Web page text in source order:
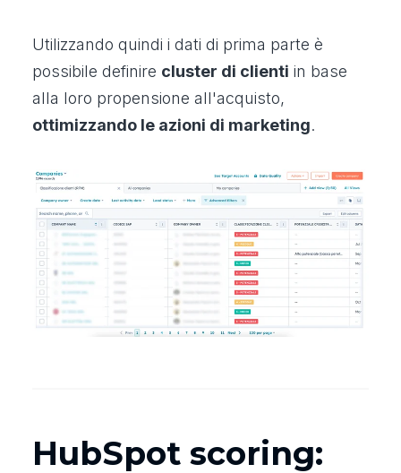
Utilizzando quindi i dati di prima parte è
possibile definire cluster di clienti in base
alla loro propensione all'acquisto,
ottimizzando le azioni di marketing.
HubSpot scoring: